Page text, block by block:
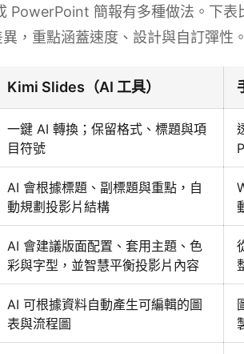
PowerPoint 簡報有多種做法。下表
，重點涵蓋速度、設計與自訂彈性。
Kimi Slides（AI 工具）
一鍵 AI 轉換；保留格式、標題與項
目符號
AI 會根據標題、副標題與重點，自
動規劃投影片結構
AI 會建議版面配置、套用主題、色
彩與字型，並智慧平衡投影片內容
AI 可根據資料自動產生可編輯的圖
表與流程圖